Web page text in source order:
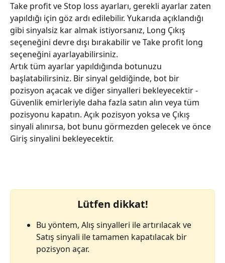
Take profit ve Stop loss ayarları, gerekli ayarlar zaten
yapıldığı için göz ardı edilebilir. Yukarıda açıklandığı
gibi sinyalsiz kar almak istiyorsanız, Long Çıkış
seçeneğini devre dışı bırakabilir ve Take profit long
seçeneğini ayarlayabilirsiniz.
Artık tüm ayarlar yapıldığında botunuzu
başlatabilirsiniz. Bir sinyal geldiğinde, bot bir
pozisyon açacak ve diğer sinyalleri bekleyecektir -
Güvenlik emirleriyle daha fazla satın alın veya tüm
pozisyonu kapatın. Açık pozisyon yoksa ve Çıkış
sinyali alınırsa, bot bunu görmezden gelecek ve önce
Giriş sinyalini bekleyecektir.
Lütfen dikkat!
Bu yöntem, Alış sinyalleri ile artırılacak ve
Satış sinyali ile tamamen kapatılacak bir
pozisyon açar.